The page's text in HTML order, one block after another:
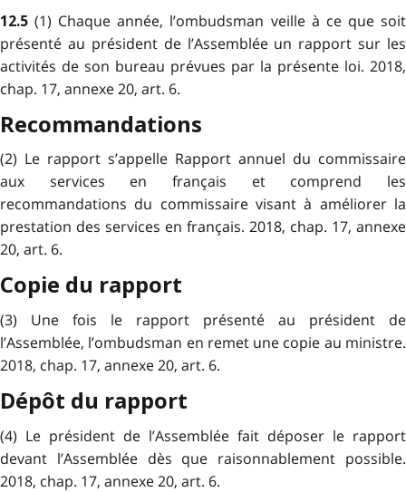
12.5(1) Chaque année, l’ombudsman veille à ce que soit
présenté au président de l’Assemblée un rapport sur les
activités de son bureau prévues par la présente loi. 2018,
chap. 17, annexe 20, art. 6.
Recommandations
(2) Le rapport s’appelle Rapport annuel du commissaire
aux services en français et comprend les
recommandations du commissaire visant à améliorer la
prestation des services en français. 2018, chap. 17, annexe
20, art. 6.
Copie du rapport
(3) Une fois le rapport présenté au président de
l’Assemblée, l’ombudsman en remet une copie au ministre.
2018, chap. 17, annexe 20, art. 6.
Dépôt du rapport
(4) Le président de l’Assemblée fait déposer le rapport
devant l’Assemblée dès que raisonnablement possible.
2018, chap. 17, annexe 20, art. 6.